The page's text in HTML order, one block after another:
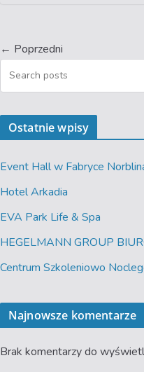
← Poprzedni
Ostatnie wpisy
Event Hall w Fabryce
Hotel Arkadia
EVA Park Life & Spa
HEGELMANN GROUP
Centrum Szkoleniowo
Najnowsze komentarze
Brak komentarzy do